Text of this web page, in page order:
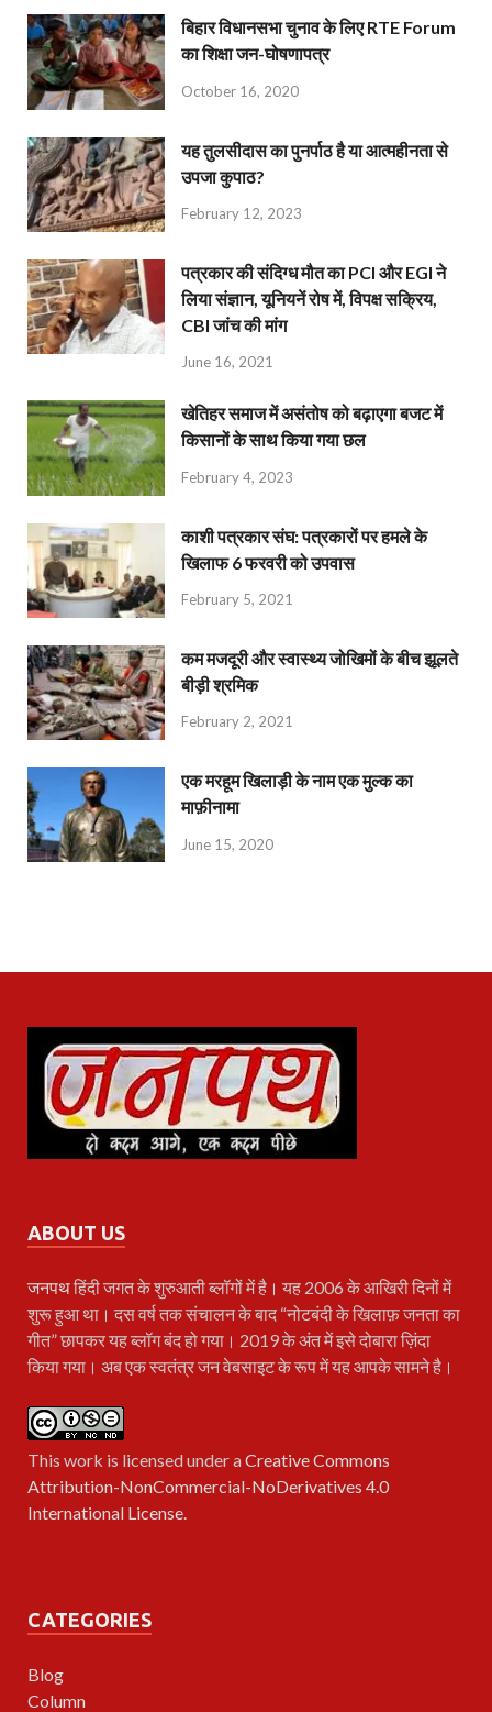
बिहार विधानसभा चुनाव के लिए RTE Forum
का शिक्षा जन-घोषणापत्र
October 16, 2020
यह तुलसीदास का पुनर्पाठ है या आत्महीनता से
उपजा कुपाठ?
February 12, 2023
पत्रकार की संदिग्ध मौत का PCI और EGI ने
लिया संज्ञान, यूनियनें रोष में, विपक्ष सक्रिय,
CBI जांच की मांग
June 16, 2021
खेतिहर समाज में असंतोष को बढ़ाएगा बजट में
किसानों के साथ किया गया छल
February 4, 2023
काशी पत्रकार संघ: पत्रकारों पर हमले के
खिलाफ 6 फरवरी को उपवास
February 5, 2021
कम मजदूरी और स्वास्थ्य जोखिमों के बीच झूलते
बीड़ी श्रमिक
February 2, 2021
एक मरहूम खिलाड़ी के नाम एक मुल्क का
माफ़ीनामा
June 15, 2020
ABOUT US
जनपथहिंदी जगत के शुरुआती ब्लॉगों में है। यह 2006 के आखिरी दिनों में
शुरू हुआ था। दस वर्ष तक संचालन के बाद “नोटबंदी के खिलाफ़ जनता का
गीत” छापकर यह ब्लॉग बंद हो गया। 2019 के अंत में इसे दोबारा ज़िंदा
किया गया। अब एक स्वतंत्र जन वेबसाइट के रूप में यह आपके सामने है।
This work is licensed under aCreative Commons
Attribution-NonCommercial-NoDerivatives 4.0
International License.
CATEGORIES
Blog
Column